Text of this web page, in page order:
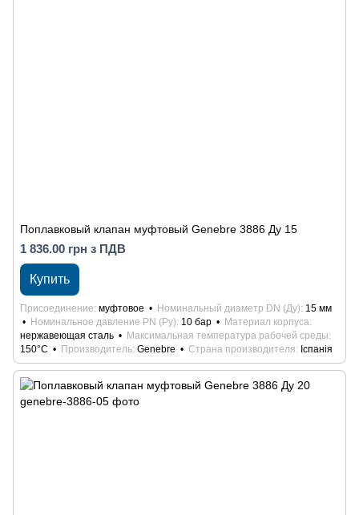
Поплавковый клапан муфтовый Genebre 3886 Ду 15
1 836.00 грн з ПДВ
Купить
Присоединение муфтовое Номинальный диаметр DN (Ду) 15 мм
Номинальное давление PN (Ру) 10 бар
Материал корпуса
нержавеющая сталь
Максимальная температура рабочей среды
150°С
Производитель Genebre Страна производителя Іспанія